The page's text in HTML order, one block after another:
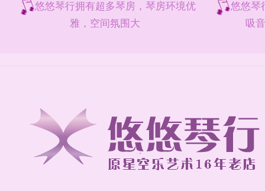
悠悠琴行拥有超多琴房，琴房环境优
雅，空间氛围大
悠悠琴
吸